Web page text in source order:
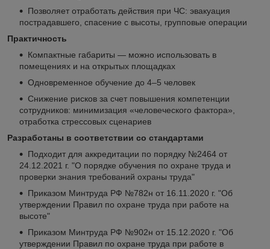
Позволяет отработать действия при ЧС: эвакуация
пострадавшего, спасение с высоты, групповые операции
Практичность
Компактные габариты — можно использовать в
помещениях и на открытых площадках
Одновременное обучение до 4–5 человек
Снижение рисков за счет повышения компетенции
сотрудников: минимизация «человеческого фактора»,
отработка стрессовых сценариев
Разработаны в соответствии со стандартами
Подходит для аккредитации по порядку №2464 от
24.12.2021 г. "О порядке обучения по охране труда и
проверки знания требований охраны труда"
Приказом Минтруда РФ №782н от 16.11.2020 г. "Об
утверждении Правил по охране труда при работе на
высоте"
Приказом Минтруда РФ №902н от 15.12.2020 г. "Об
утверждении Правил по охране труда при работе в